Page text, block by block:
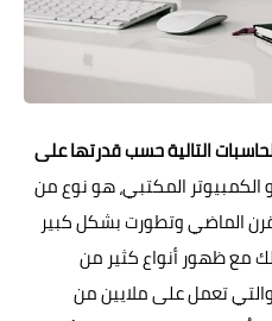
التالية حسب قدرتها على
الكمبيوتر المكتبي، هو نوع من
الماضي وتطورت بشكل كبير
مع ظهور أنواع كثير من
والتي تعمل على ملايين من